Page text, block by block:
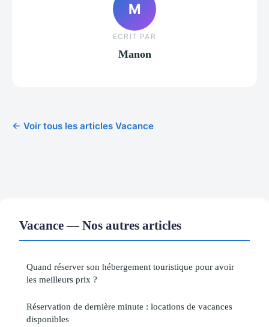
M
ECRIT PAR
Manon
← Voir tous les articles Vacance
Vacance — Nos autres articles
Quand réserver son hébergement touristique pour avoir
les meilleurs prix ?
Réservation de dernière minute : locations de vacances
disponibles